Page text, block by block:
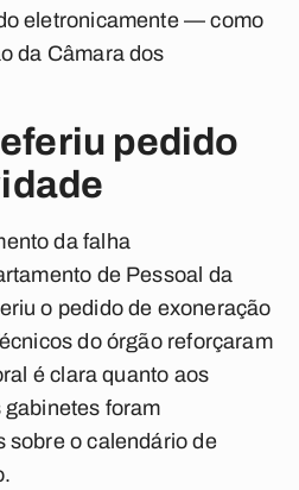
eletronicamente — como
da Câmara dos
pedido
da falha
de Pessoal da
o pedido de exoneração
do órgão reforçaram
é clara quanto aos
gabinetes foram
sobre o calendário de